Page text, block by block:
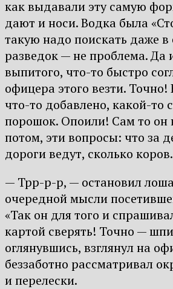
как выдавали эту самую
дают и носи. Водка была
такую надо поискать даже в
разведок — не проблема. Да
выпитого, что-то быстро
офицера этого везти.
что-то добавлено, какой-то
порошок. Опоили! Сам то он
потом, эти вопросы: что за
дороги ведут, сколько
— Трр-р-р, — остановил
очередной мысли
«Так он для того и
картой сверять! Точно —
оглянувшись, взглянул на
беззаботно рассматривал
и перелески.